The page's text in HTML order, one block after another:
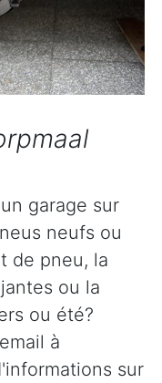
garage sur
neufs ou
de pneu, la
ou la
ou été?
à
sur